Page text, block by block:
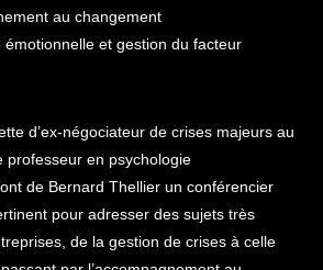
au changement
émotionnelle et gestion du facteur
d’ex-négociateur de crises majeurs au
professeur en psychologie
de Bernard Thellier un conférencier
pour adresser des sujets très
de la gestion de crises à celle